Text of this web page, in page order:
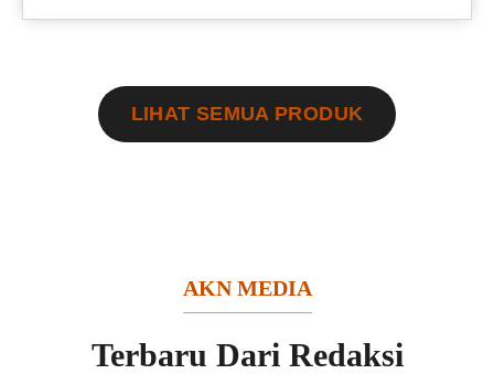
LIHAT SEMUA PRODUK
AKN MEDIA
Terbaru Dari Redaksi